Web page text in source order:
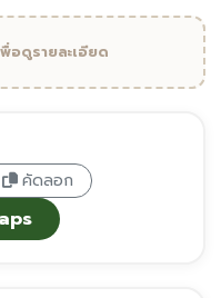
ดูรายละเอียด
คัดลอก